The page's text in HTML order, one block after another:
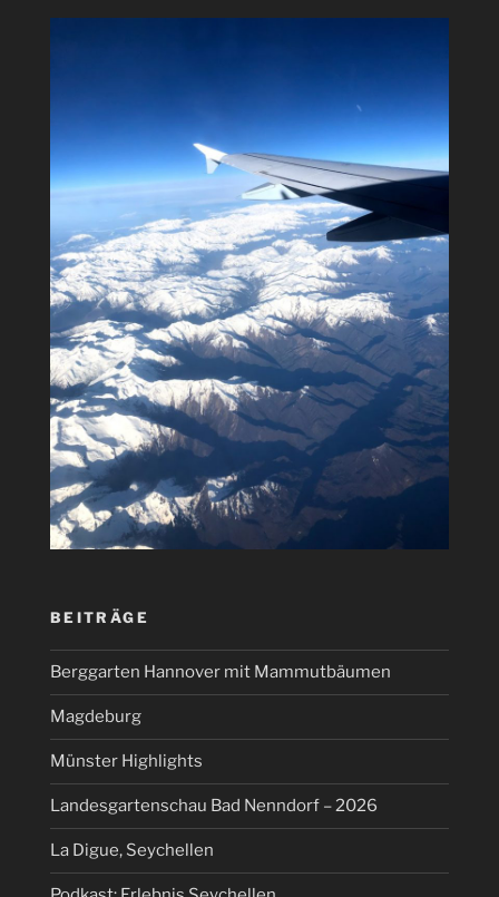
BEITRÄGE
Berggarten Hannover mit Mammutbäumen
Magdeburg
Münster Highlights
Landesgartenschau Bad Nenndorf – 2026
La Digue, Seychellen